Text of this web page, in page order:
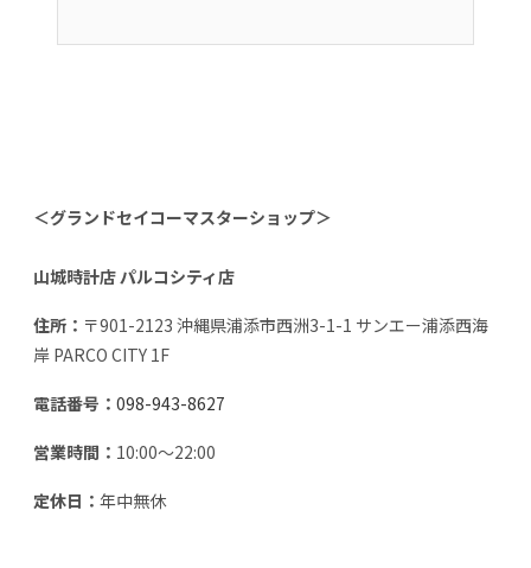
＜グランドセイコーマスターショップ＞
山城時計店 パルコシティ店
住所： 〒901-2123 沖縄県浦添市西洲3-1-1 サンエー浦添西海
岸 PARCO CITY 1F
電話番号： 098-943-8627
営業時間： 10:00～22:00
定休日： 年中無休